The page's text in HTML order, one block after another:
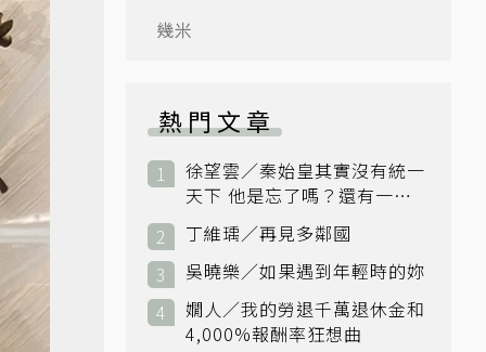
幾米
熱門文章
徐望雲／秦始皇其實沒有統一
天下 他是忘了嗎？還有一個
小國：衛國
丁維瑀／再見多鄰國
吳曉樂／如果遇到年輕時的妳
嫺人／我的勞退千萬退休金和
4,000%報酬率狂想曲